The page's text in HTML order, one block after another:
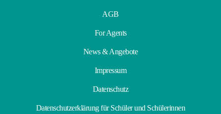
AGB
For Agents
News & Angebote
Impressum
Datenschutz
Datenschutzerklärung für Schüler und Schülerinnen